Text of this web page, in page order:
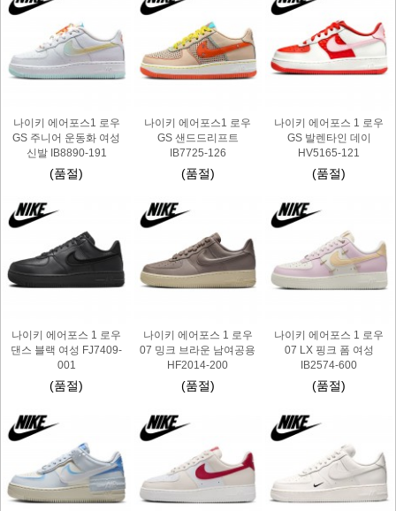
나이키 에어포스1 로우
GS 주니어 운동화 여성
신발 IB8890-191
(품절)
나이키 에어포스1 로우
GS 샌드드리프트
IB7725-126
(품절)
나이키 에어포스 1 로우
GS 발렌타인 데이
HV5165-121
(품절)
나이키 에어포스 1 로우
댄스 블랙 여성 FJ7409-
001
(품절)
나이키 에어포스 1 로우
07 밍크 브라운 남여공용
HF2014-200
(품절)
나이키 에어포스 1 로우
07 LX 핑크 폼 여성
IB2574-600
(품절)